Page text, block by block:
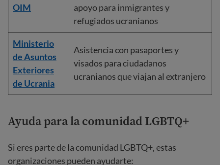
OIM
apoyo para inmigrantes y
refugiados ucranianos
Ministerio
de Asuntos
Exteriores
de Ucrania
Asistencia con pasaportes y
visados para ciudadanos
ucranianos que viajan al extranjero
Ayuda para la comunidad LGBTQ+
Si eres parte de la comunidad LGBTQ+, estas
organizaciones pueden ayudarte: